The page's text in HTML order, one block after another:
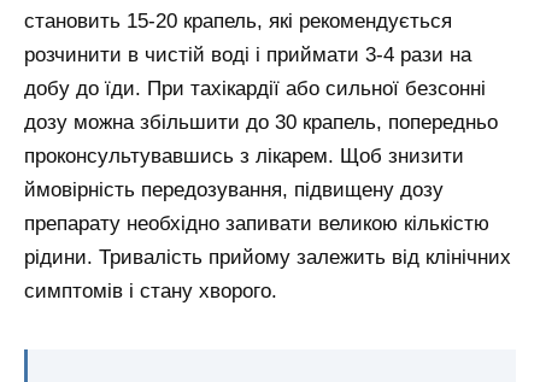
становить 15-20 крапель, які рекомендується
розчинити в чистій воді і приймати 3-4 рази на
добу до їди. При тахікардії або сильної безсонні
дозу можна збільшити до 30 крапель, попередньо
проконсультувавшись з лікарем. Щоб знизити
ймовірність передозування, підвищену дозу
препарату необхідно запивати великою кількістю
рідини. Тривалість прийому залежить від клінічних
симптомів і стану хворого.